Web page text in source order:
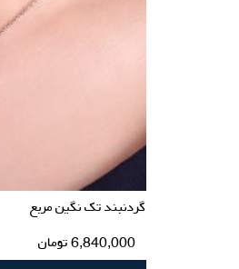
گردنبند تک نگین مربع
6,840,000تومان